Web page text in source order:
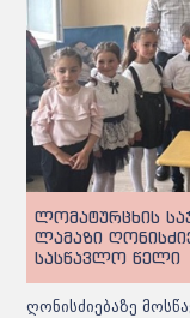
ლომატურცხის
ლამაზი
სასწავლო წელი
ღონისძიებაზე